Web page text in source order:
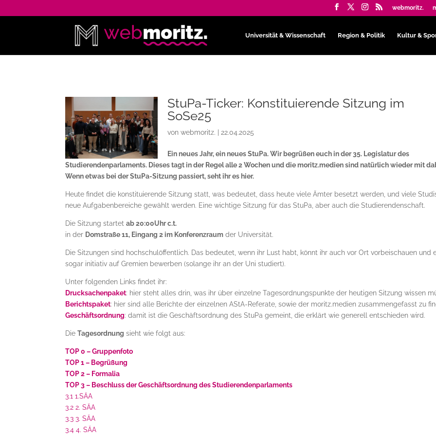
webmoritz.
Universität & Wissenschaft Region & Politik Kultur &
StuPa-Ticker: Konstituierende Sitzung im
SoSe25
vonwebmoritz. 22.04.2025
Ein neues Jahr, ein neues StuPa. Wir begrüßen euch in der 35. Legislatur des
Studierendenparlaments. Dieses tagt in der Regel alle 2 Wochen und die moritz.medien sind natürlich wieder mit
Wenn etwas bei der StuPa-Sitzung passiert, seht ihr es hier.
Heute findet die konstituierende Sitzung statt, was bedeutet, dass heute viele Ämter besetzt werden, und viele
neue Aufgabenbereiche gewählt werden. Eine wichtige Sitzung für das StuPa, aber auch die Studierendenschaft.
Die Sitzung startetab 20:00Uhr c.t.
in der Domstraße 11, Eingang 2 im Konferenzraum der Universität.
Die Sitzungen sind hochschulöffentlich. Das bedeutet, wenn ihr Lust habt, könnt ihr auch vor Ort vorbeischauen und
sogar initiativ auf Gremien bewerben (solange ihr an der Uni studiert).
Unter folgenden Links findet ihr:
Drucksachenpaket: hier steht alles drin, was ihr über einzelne Tagesordnungspunkte der heutigen Sitzung wissen
Berichtspaket: hier sind alle Berichte der einzelnen AStA-Referate, sowie der moritz.medien zusammengefasst zu
Geschäftsordnung: damit ist die Geschäftsordnung des StuPa gemeint, die erklärt wie generell entschieden wird.
DieTagesordnung sieht wie folgt aus:
TOP 0 – Gruppenfoto
TOP 1 – Begrüßung
TOP 2 – Formalia
TOP 3 – Beschluss der Geschäftsordnung des Studierendenparlaments
3.1 1.SÄA
3.2 2. SÄA
3.3 3. SÄA
3.4 4. SÄA